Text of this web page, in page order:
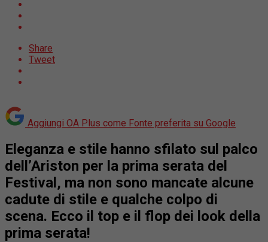
Share
Tweet
Aggiungi OA Plus come Fonte preferita su Google
Eleganza e stile hanno sfilato sul palco
dell’Ariston per la prima serata del
Festival, ma non sono mancate alcune
cadute di stile e qualche colpo di
scena. Ecco il top e il flop dei look della
prima serata!